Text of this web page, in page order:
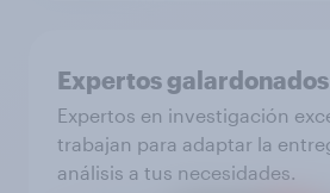
Expertos galardonados
Expertos en investigación
trabajan para adaptar la
análisis a tus necesidades.